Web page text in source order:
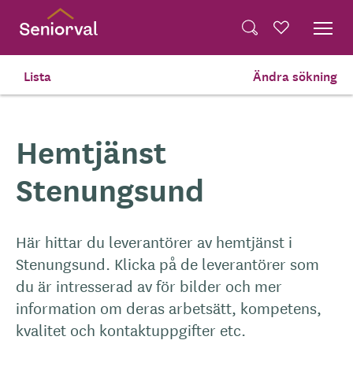
Hem
Hemtjänst
Stenungsund
Här hittar du leverantörer av hemtjänst i
Stenungsund. Klicka på de leverantörer som
du är intresserad av för bilder och mer
information om deras arbetsätt, kompetens,
kvalitet och kontaktuppgifter etc.
Lista Ändra sökning
Translate